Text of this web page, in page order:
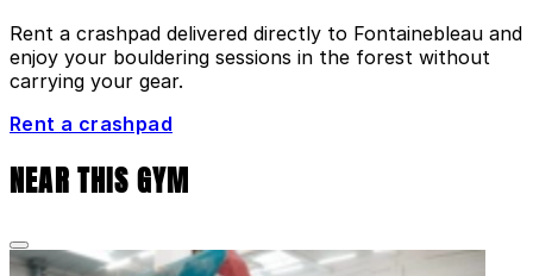
Rent a crashpad delivered directly to Fontainebleau and
enjoy your bouldering sessions in the forest without
carrying your gear.
Rent a crashpad
NEAR THIS GYM